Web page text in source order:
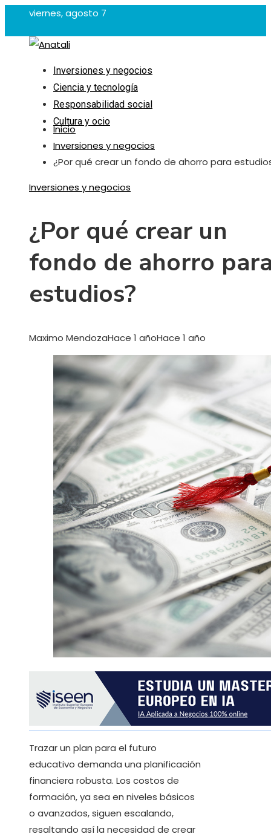
viernes, agosto 7
Inversiones y negocios
Ciencia y tecnología
Responsabilidad social
Cultura y ocio
Inicio
Inversiones y negocios
¿Por qué crear un fondo de ahorro para
Inversiones y negocios
¿Por qué crear un
fondo de ahorro
estudios?
Maximo MendozaHace 1 añoHace 1 año
Trazar un plan para el futuro
educativo demanda una planificación
financiera robusta. Los costos de
formación, ya sea en niveles básicos
o avanzados, siguen escalando,
resaltando así la necesidad de crear